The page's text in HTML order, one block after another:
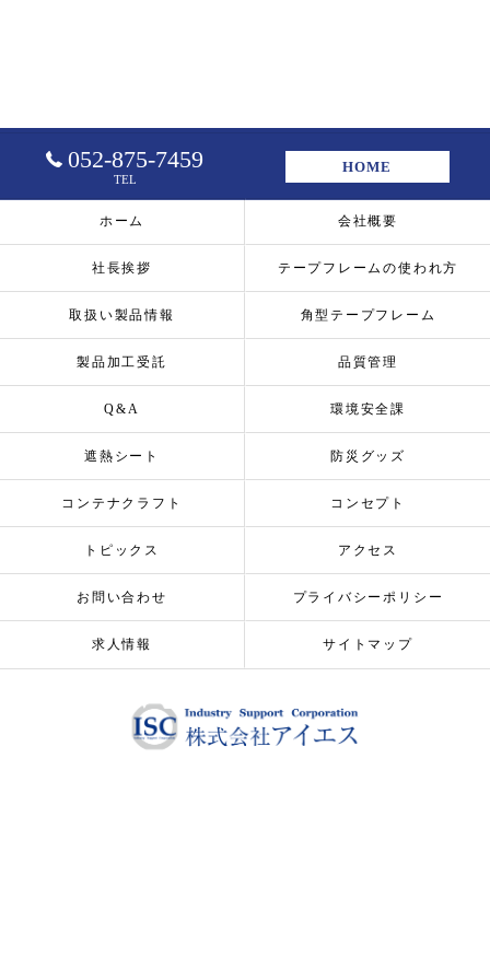
052-875-7459
TEL
HOME
ホーム 会社概要
社長挨拶 テープフレームの使われ方
取扱い製品情報 角型テープフレーム
製品加工受託 品質管理
Q&A 環境安全課
遮熱シート 防災グッズ
コンテナクラフト コンセプト
トピックス アクセス
お問い合わせ プライバシーポリシー
求人情報 サイトマップ